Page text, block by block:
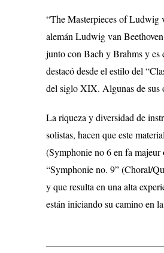
“The Masterpieces of Ludwig
alemán Ludwig van
junto con Bach y Brahms y es
destacó desde el estilo del
del siglo XIX. Algunas de sus
La riqueza y diversidad de
solistas, hacen que este
(Symphonie no 6 en fa
“Symphonie no. 9” (Choral/
y que resulta en una alta
están iniciando su camino en